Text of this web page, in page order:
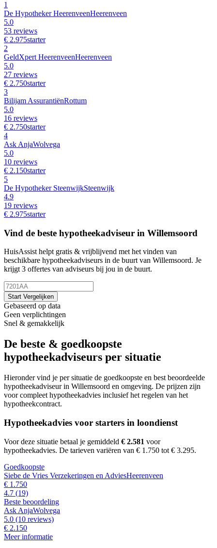
1
De Hypotheker HeerenveenHeerenveen
5.0
53 reviews
€ 2.975starter
2
GeldXpert HeerenveenHeerenveen
5.0
27 reviews
€ 2.750starter
3
Bilijam AssurantiënRottum
5.0
16 reviews
€ 2.750starter
4
Ask AnjaWolvega
5.0
10 reviews
€ 2.150starter
5
De Hypotheker SteenwijkSteenwijk
4.9
19 reviews
€ 2.975starter
Vind de beste hypotheekadviseur in Willemsoord
HuisAssist helpt gratis & vrijblijvend met het vinden van
beschikbare hypotheekadviseurs in de buurt van Willemsoord. Je
krijgt 3 offertes van adviseurs bij jou in de buurt.
Start Vergelijken
Gebaseerd op data
Geen verplichtingen
Snel & gemakkelijk
De beste & goedkoopste
hypotheekadviseurs per situatie
Hieronder vind je per situatie de goedkoopste en best beoordeelde
hypotheekadviseur in Willemsoord en omgeving. De prijzen zijn
voor compleet hypotheekadvies inclusief het regelen van het
hypotheekcontract.
Hypotheekadvies voor starters in loondienst
Voor deze situatie betaal je gemiddeld € 2.581 voor
hypotheekadvies. De tarieven variëren van € 1.750 tot € 3.295.
Goedkoopste
Siebe de Vries Verzekeringen en AdviesHeerenveen
€ 1.750
4.7 (19)
Beste beoordeling
Ask AnjaWolvega
5.0 (10 reviews)
€ 2.150
Meer informatie